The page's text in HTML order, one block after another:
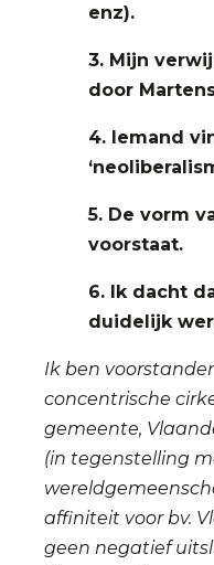
enz).
3. Mijn
door
4. Iemand
5. De vorm
voorstaat.
6. Ik dacht
duidelijk
Ik ben
concentrische
gemeente,
(in tegenstelling
affiniteit voor bv.
geen negatief